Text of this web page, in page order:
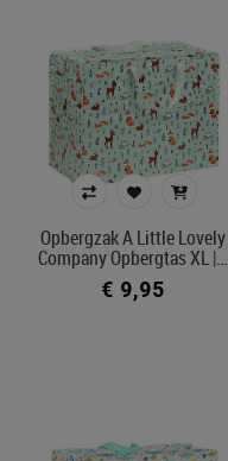
Opbergzak A Little Lovely
Company Opbergtas XL |…
€ 9,95